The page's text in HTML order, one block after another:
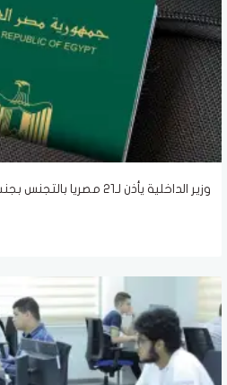
وزير الداخلية يأذن لـ21 مصريا بالتجنس بجنسيات أجنبية